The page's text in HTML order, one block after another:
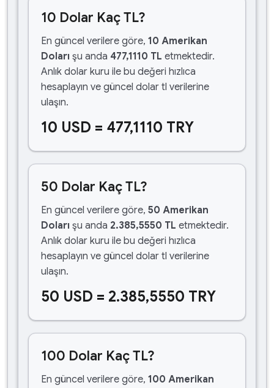
10 Dolar Kaç TL?
En güncel verilere göre, 10 Amerikan
Doları şu anda 477,1110 TL etmektedir.
Anlık dolar kuru ile bu değeri hızlıca
hesaplayın ve güncel dolar tl verilerine
ulaşın.
10 USD = 477,1110 TRY
50 Dolar Kaç TL?
En güncel verilere göre, 50 Amerikan
Doları şu anda 2.385,5550 TL etmektedir.
Anlık dolar kuru ile bu değeri hızlıca
hesaplayın ve güncel dolar tl verilerine
ulaşın.
50 USD = 2.385,5550 TRY
100 Dolar Kaç TL?
En güncel verilere göre, 100 Amerikan